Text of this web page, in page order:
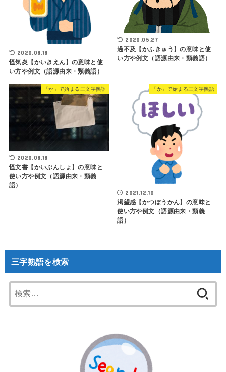
2020.08.18
怪気炎【かいきえん】の意味と使
い方や例文（語源由来・類義語）
2020.05.27
過不及【かふきゅう】の意味と使
い方や例文（語源由来・類義語）
「か」で始まる三文字熟語
2020.08.18
怪文書【かいぶんしょ】の意味と
使い方や例文（語源由来・類義
語）
「か」で始まる三文字熟語
2021.12.10
渇望感【かつぼうかん】の意味と
使い方や例文（語源由来・類義
語）
三字熟語を検索
索: